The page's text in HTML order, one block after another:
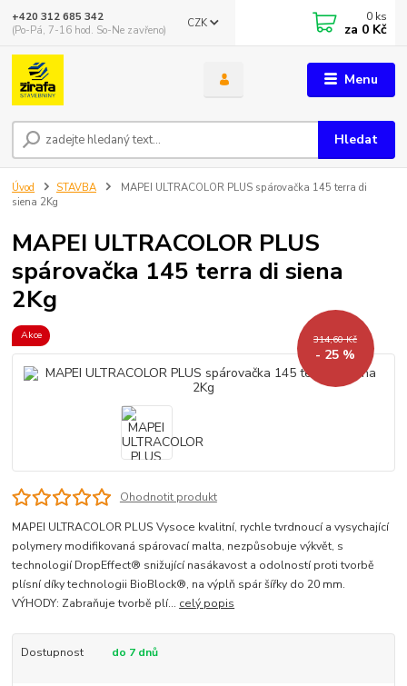
Menu
CZK
Hledat
+420 312 685 342
(Po-Pá, 7-16 hod. So-Ne zavřeno)
0 ks
za 0 Kč
Úvod STAVBA
MAPEI ULTRACOLOR PLUS spárovačka 145 terra di
siena 2Kg
MAPEI ULTRACOLOR PLUS
spárovačka 145 terra di siena
2Kg
Akce 314,60 Kč
- 25 %
Ohodnotit produkt
MAPEI ULTRACOLOR PLUS Vysoce kvalitní, rychle tvrdnoucí a vysychající
polymery modifikovaná spárovací malta, nezpůsobuje výkvět, s
technologií DropEffect® snižující nasákavost a odolností proti tvorbě
plísní díky technologii BioBlock®, na výplň spár šířky do 20 mm.
VÝHODY: Zabraňuje tvorbě plí... celý popis
Dostupnost do 7 dnů